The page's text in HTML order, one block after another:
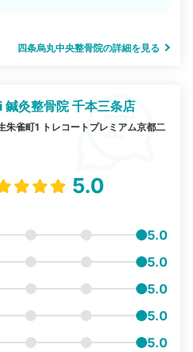
四条烏丸中央整骨院の詳細を見る
灸整骨院 千本三条店
朱雀町1 トレコートプレミアム京都二
5.0
5.0
5.0
5.0
5.0
5.0